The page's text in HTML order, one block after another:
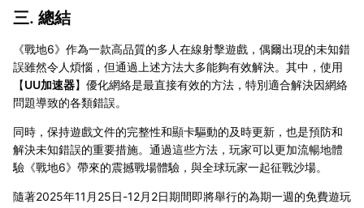
三. 總結
《戰地6》作為一款高品質的多人在線射擊遊戲，偶爾出現的未知錯
誤雖然令人煩惱，但通過上述方法大多能夠有效解決。其中，使用
【UU加速器】優化網絡是最直接有效的方法，特別適合解決因網絡
問題導致的各類錯誤。
同時，保持遊戲文件的完整性和顯卡驅動的及時更新，也是預防和
解決未知錯誤的重要措施。通過這些方法，玩家可以更加流暢地體
驗《戰地6》帶來的震撼戰場體驗，與全球玩家一起征戰沙場。
隨著2025年11月25日-12月2日期間即將舉行的為期一週的免費遊玩